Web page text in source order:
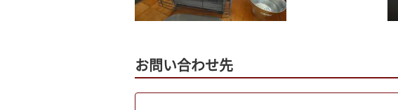
お問い合わせ先